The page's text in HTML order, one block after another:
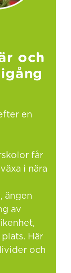
och
en
får
i nära
ängen
av
Här
och